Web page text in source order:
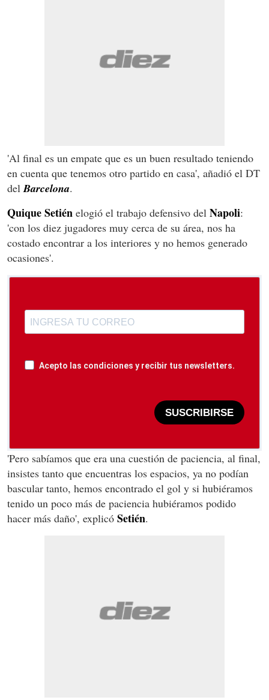
'Al final es un empate que es un buen resultado teniendo
en cuenta que tenemos otro partido en casa', añadió el DT
delBarcelona.
Quique Setién elogió el trabajo defensivo del Napoli:
'con los diez jugadores muy cerca de su área, nos ha
costado encontrar a los interiores y no hemos generado
ocasiones'.
Acepto las condiciones y recibir tus newsletters.
SUSCRIBIRSE
'Pero sabíamos que era una cuestión de paciencia, al final,
insistes tanto que encuentras los espacios, ya no podían
bascular tanto, hemos encontrado el gol y si hubiéramos
tenido un poco más de paciencia hubiéramos podido
hacer más daño', explicó Setién.